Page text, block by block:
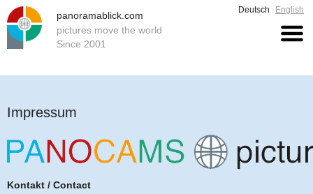
panoramablick.com
pictures move the world
Since 2001
Deutsch English
Impressum
Kontakt / Contact